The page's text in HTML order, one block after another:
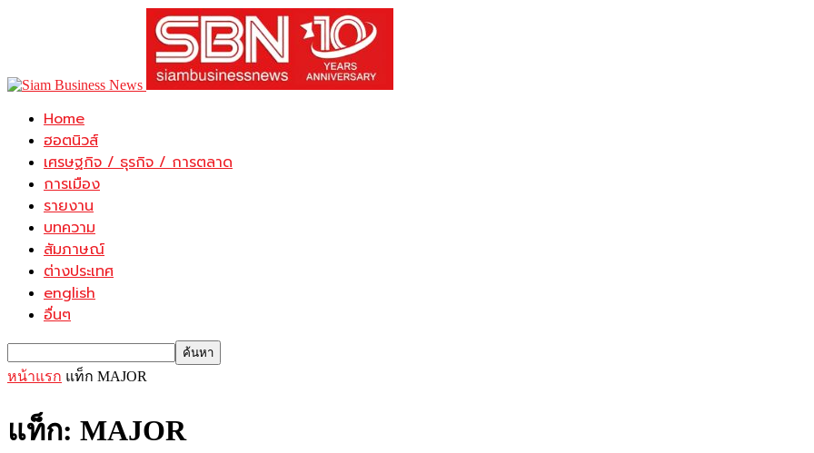
Home
ฮอตนิวส์
เศรษฐกิจ / ธุรกิจ / การตลาด
การเมือง
รายงาน
บทความ
สัมภาษณ์
ต่างประเทศ
english
อื่นๆ
หน้าแรก แท็ก MAJOR
แท็ก: MAJOR